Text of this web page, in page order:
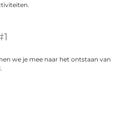
we je mee naar het ontstaan van